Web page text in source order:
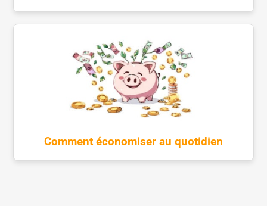
Comment économiser au quotidien